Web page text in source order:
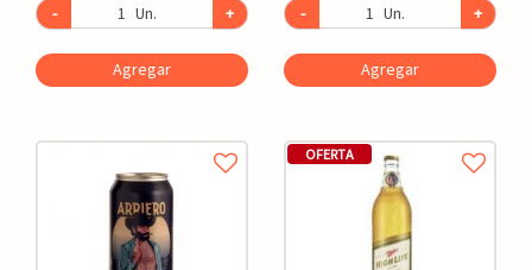
- Un. +
Agregar
- Un. +
Agregar
OFERTA